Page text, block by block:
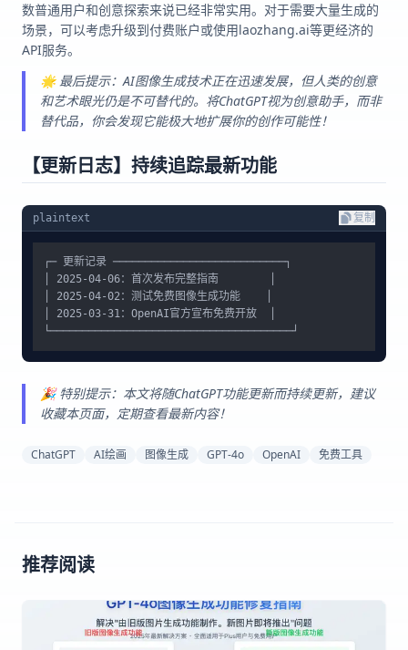
数普通用户和创意探索来说已经非常实用。对于需要大量生成的
场景，可以考虑升级到付费账户或使用laozhang.ai等更经济的
API服务。
🌟 最后提示：AI图像生成技术正在迅速发展，但人类的创意
和艺术眼光仍是不可替代的。将ChatGPT视为创意助手，而非
替代品，你会发现它能极大地扩展你的创作可能性！
【更新日志】持续追踪最新功能
plaintext 复制
┌─ 更新记录 ───────────────────────────┐
│ 2025-04-06：首次发布完整指南        │
│ 2025-04-02：测试免费图像生成功能    │
│ 2025-03-31：OpenAI官方宣布免费开放  │
🎉 特别提示：本文将随ChatGPT功能更新而持续更新，建议
收藏本页面，定期查看最新内容！
ChatGPT AI绘画 图像生成 GPT-4o OpenAI 免费工具
推荐阅读